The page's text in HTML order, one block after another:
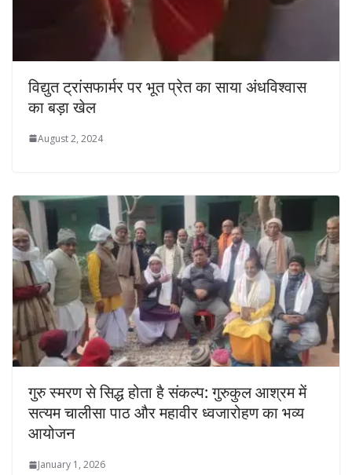
विद्युत ट्रांसफार्मर पर भूत प्रेत का साया अंधविश्वास
का बड़ा खेल
August 2, 2024
गुरु स्मरण से सिद्ध होता है संकल्प: गुरुकुल आश्रम में
सत्यम चालीसा पाठ और महावीर ध्वजारोहण का भव्य
आयोजन
January 1, 2026